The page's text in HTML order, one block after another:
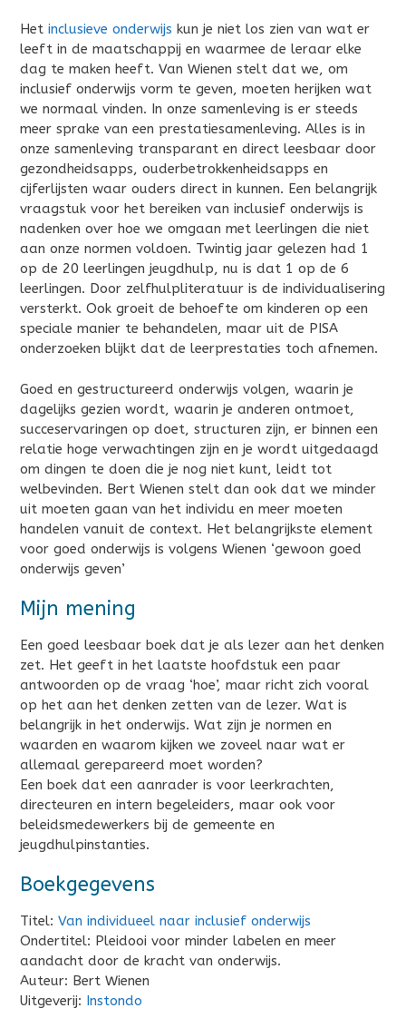
Het inclusieve onderwijs kun je niet los zien van wat er
leeft in de maatschappij en waarmee de leraar elke
dag te maken heeft. Van Wienen stelt dat we, om
inclusief onderwijs vorm te geven, moeten herijken wat
we normaal vinden. In onze samenleving is er steeds
meer sprake van een prestatiesamenleving. Alles is in
onze samenleving transparant en direct leesbaar door
gezondheidsapps, ouderbetrokkenheidsapps en
cijferlijsten waar ouders direct in kunnen. Een belangrijk
vraagstuk voor het bereiken van inclusief onderwijs is
nadenken over hoe we omgaan met leerlingen die niet
aan onze normen voldoen. Twintig jaar gelezen had 1
op de 20 leerlingen jeugdhulp, nu is dat 1 op de 6
leerlingen. Door zelfhulpliteratuur is de individualisering
versterkt. Ook groeit de behoefte om kinderen op een
speciale manier te behandelen, maar uit de PISA
onderzoeken blijkt dat de leerprestaties toch afnemen.
Goed en gestructureerd onderwijs volgen, waarin je
dagelijks gezien wordt, waarin je anderen ontmoet,
succeservaringen op doet, structuren zijn, er binnen een
relatie hoge verwachtingen zijn en je wordt uitgedaagd
om dingen te doen die je nog niet kunt, leidt tot
welbevinden. Bert Wienen stelt dan ook dat we minder
uit moeten gaan van het individu en meer moeten
handelen vanuit de context. Het belangrijkste element
voor goed onderwijs is volgens Wienen ‘gewoon goed
onderwijs geven’
Mijn mening
Een goed leesbaar boek dat je als lezer aan het denken
zet. Het geeft in het laatste hoofdstuk een paar
antwoorden op de vraag ‘hoe’, maar richt zich vooral
op het aan het denken zetten van de lezer. Wat is
belangrijk in het onderwijs. Wat zijn je normen en
waarden en waarom kijken we zoveel naar wat er
allemaal gerepareerd moet worden?
Een boek dat een aanrader is voor leerkrachten,
directeuren en intern begeleiders, maar ook voor
beleidsmedewerkers bij de gemeente en
jeugdhulpinstanties.
Boekgegevens
Titel: Van individueel naar inclusief onderwijs
Ondertitel: Pleidooi voor minder labelen en meer
aandacht door de kracht van onderwijs.
Auteur: Bert Wienen
Uitgeverij: Instondo